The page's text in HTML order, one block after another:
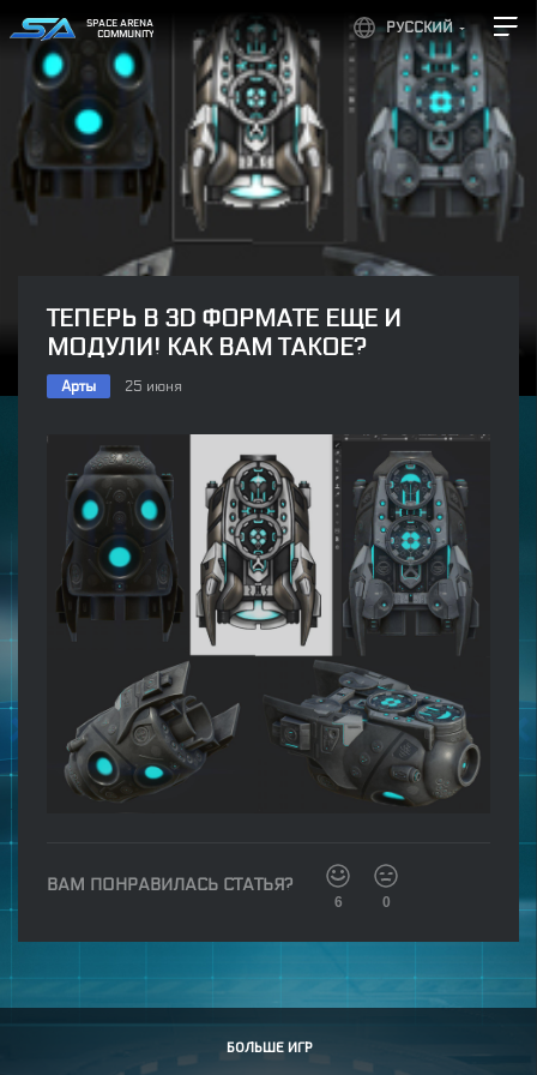
РУССКИЙ
SPACE ARENA
COMMUNITY
ТЕПЕРЬ В 3D ФОРМАТЕ ЕЩЕ И
МОДУЛИ! КАК ВАМ ТАКОЕ?
Арты 25 июня
ВАМ ПОНРАВИЛАСЬ СТАТЬЯ?
6 0
БОЛЬШЕ ИГР